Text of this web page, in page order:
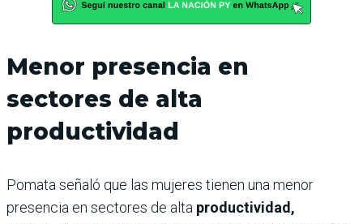
Menor presencia en
sectores de alta
productividad
Pomata señaló que las mujeres tienen una menor
presencia en sectores de alta productividad,